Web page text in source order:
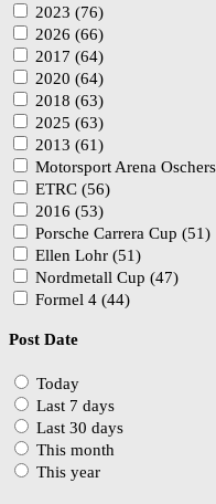
2023 (76)
2026 (66)
2017 (64)
2020 (64)
2018 (63)
2025 (63)
2013 (61)
Motorsport Arena
ETRC (56)
2016 (53)
Porsche Carrera Cup (51)
Ellen Lohr (51)
Nordmetall Cup (47)
Formel 4 (44)
Post Date
Today
Last 7 days
Last 30 days
This month
This year